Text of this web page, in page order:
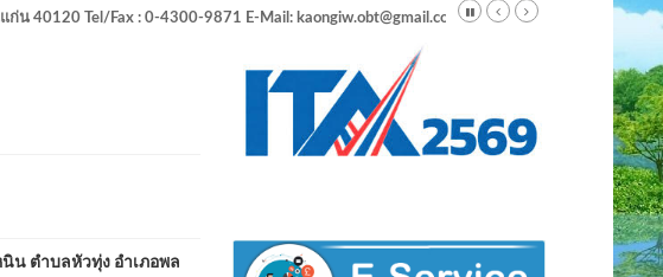
น 40120 Tel/Fax : 0-4300-9871 E-Mail: kaongiw.obt@gmail.com
น ตำบลหัวทุ่ง อำเภอพล